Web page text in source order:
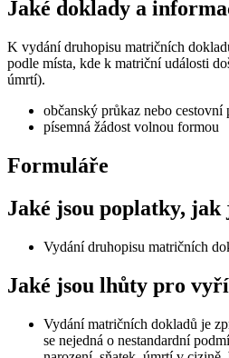
Jaké doklady a
K vydání druhopisu matričních
podle místa, kde k matriční události
úmrtí).
občanský průkaz nebo cestovní
písemná žádost volnou formou
Formuláře
Jaké jsou poplatky,
Vydání druhopisu matričních
Jaké jsou lhůty pro
Vydání matričních dokladů je
se nejedná o nestandardní